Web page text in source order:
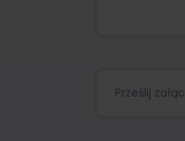
Prześlij